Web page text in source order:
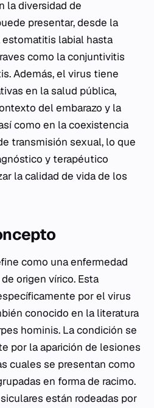
la diversidad de
presentar, desde la
labial hasta
como la conjuntivitis
Además, el virus tiene
en la salud pública,
del embarazo y la
como en la coexistencia
transmisión sexual, lo que
y terapéutico
la calidad de vida de los
como una enfermedad
origen vírico. Esta
por el virus
conocido en la literatura
hominis. La condición se
por la aparición de lesiones
cuales se presentan como
en forma de racimo.
están rodeadas por